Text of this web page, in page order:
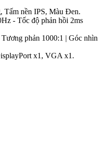
Tấm nền IPS, Màu Đen.
- Tốc độ phản hồi 2ms
phản 1000:1 | Góc nhìn
x1, VGA x1.